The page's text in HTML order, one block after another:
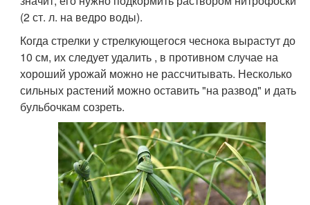
(2 ст. л. на ведро воды).
Когда стрелки у стрелкующегося чеснока вырастут до
10 см, их следует удалить , в противном случае на
хороший урожай можно не рассчитывать. Несколько
сильных растений можно оставить "на развод" и дать
бульбочкам созреть.